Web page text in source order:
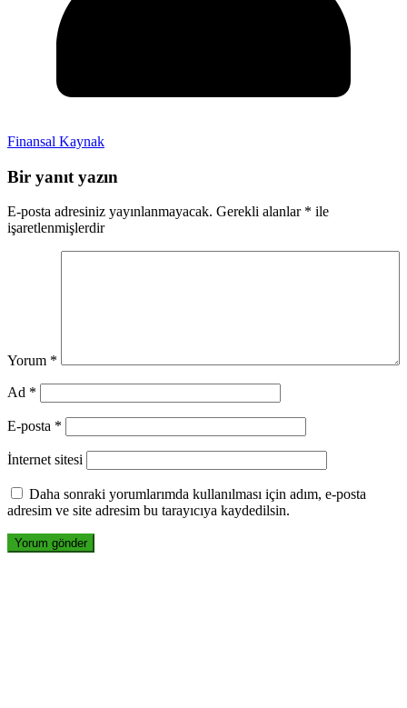
Finansal Kaynak
Bir yanıt yazın
E-posta adresiniz yayınlanmayacak. Gerekli alanlar * ile
işaretlenmişlerdir
Yorum *
Ad *
E-posta *
İnternet sitesi
Daha sonraki yorumlarımda kullanılması için adım, e-posta
adresim ve site adresim bu tarayıcıya kaydedilsin.